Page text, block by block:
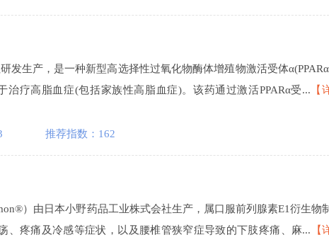
发生产，是一种新型高选择性过氧化物酶体增殖物激活受体
疗高脂血症(包括家族性高脂血症)。该药通过激活PPARα受... 【
推荐指数：162
）由日本小野药品工业株式会社生产，属口服前列腺素E1衍生物制
、疼痛及冷感等症状，以及腰椎管狭窄症导致的下肢疼痛、麻... 【